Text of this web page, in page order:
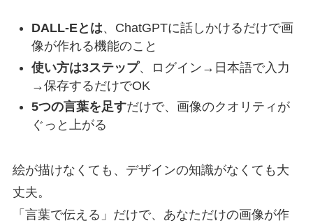
DALL-Eとは、ChatGPTに話しかけるだけで画
像が作れる機能のこと
使い方は3ステップ、ログイン→日本語で入力
→保存するだけでOK
5つの言葉を足すだけで、画像のクオリティが
ぐっと上がる
絵が描けなくても、デザインの知識がなくても大
丈夫。
「言葉で伝える」だけで、あなただけの画像が作